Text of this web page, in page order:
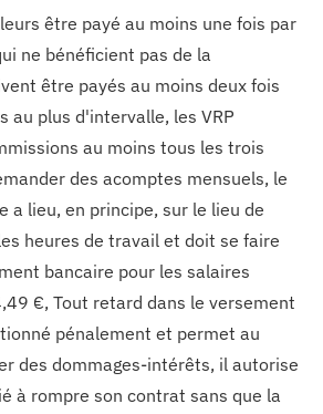
être payé au moins une fois par
ne bénéficient pas de la
être payés au moins deux fois
au plus d'intervalle, les VRP
au moins tous les trois
des acomptes mensuels, le
a lieu, en principe, sur le lieu de
heures de travail et doit se faire
bancaire pour les salaires
€, Tout retard dans le versement
pénalement et permet au
des dommages-intérêts, il autorise
à rompre son contrat sans que la